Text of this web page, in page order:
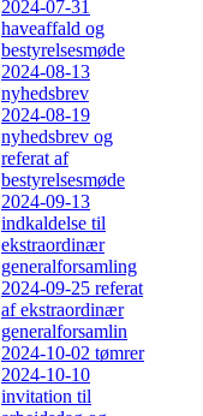
2024-07-31
haveaffald og
bestyrelsesmøde
2024-08-13
nyhedsbrev
2024-08-19
nyhedsbrev og
referat af
bestyrelsesmøde
2024-09-13
indkaldelse til
ekstraordinær
generalforsamling
2024-09-25 referat
af ekstraordinær
generalforsamlin
2024-10-02 tømrer
2024-10-10
invitation til